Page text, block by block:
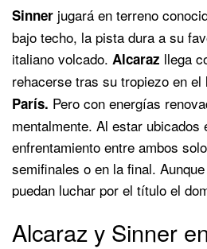
Sinner jugará en terreno
bajo techo, la pista dura a su
italiano volcado. Alcaraz llega
rehacerse tras su tropiezo en el
París. Pero con energías
mentalmente. Al estar
enfrentamiento entre ambos
semifinales o en la final.
puedan luchar por el título el
Alcaraz y Sinner